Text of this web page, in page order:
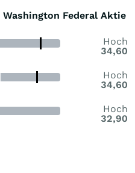
Washington Federal Aktie
Hoch
34,60
Hoch
34,60
Hoch
32,90